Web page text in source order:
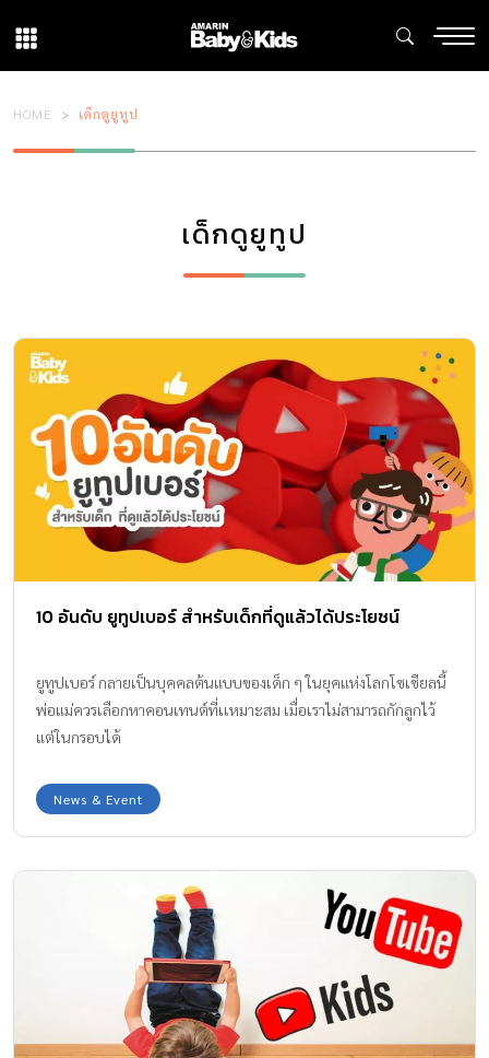
HOME เด็กดูยูทูป
เด็กดูยูทูป
10 อันดับ ยูทูปเบอร์ สำหรับเด็กที่ดูแล้วได้ประโยชน์
ยูทูปเบอร์ กลายเป็นบุคคลต้นแบบของเด็ก ๆ ในยุคแห่งโลกโซเซียลนี้
พ่อแม่ควรเลือกหาคอนเทนต์ที่เเหมาะสม เมื่อเราไม่สามารถกักลูกไว้
แต่ในกรอบได้
News & Event